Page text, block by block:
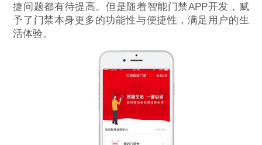
捷问题都有待提高。但是随着智能门禁APP开发，赋
予了门禁本身更多的功能性与便捷性，满足用户的生
活体验。